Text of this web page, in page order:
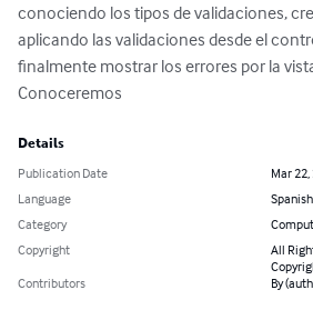
conociendo los tipos de validaciones,
aplicando las validaciones desde el
finalmente mostrar los errores por la
Conoceremos
Details
Publication Date
Mar
Language
Spanish
Category
Copyright
All
Contributors
By